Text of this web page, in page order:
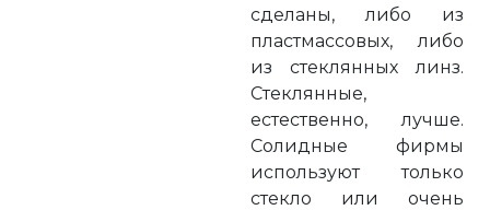
сделаны, либо из
пластмассовых, либо
из стеклянных линз.
Стеклянные,
естественно, лучше.
Солидные фирмы
используют только
стекло или очень